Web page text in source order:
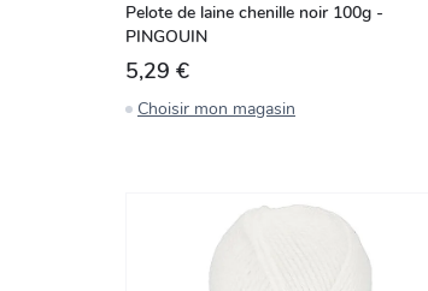
Pelote de laine chenille noir 100g -
PINGOUIN
5,29 €
Choisir mon magasin